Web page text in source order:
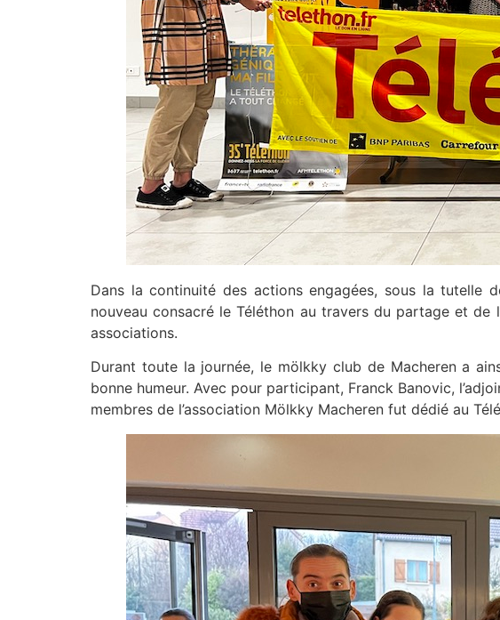
Dans la continuité des actions engagées, sous la tutelle
nouveau consacré le Téléthon au travers du partage et
associations.
Durant toute la journée, le mölkky club de Macheren a
bonne humeur. Avec pour participant, Franck Banovic,
membres de l’association Mölkky Macheren fut dédié au